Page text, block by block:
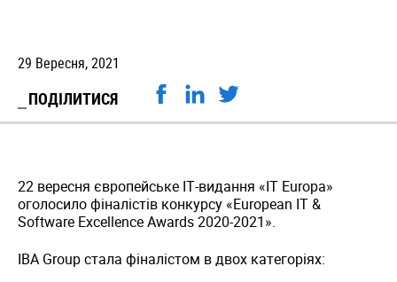
29 Вересня, 2021
ПОДІЛИТИСЯ
22 вересня європейське ІТ-видання «IT Europa»
оголосило фіналістів конкурсу «European IT &
Software Excellence Awards 2020-2021».
IBA Group стала фіналістом в двох категоріях: